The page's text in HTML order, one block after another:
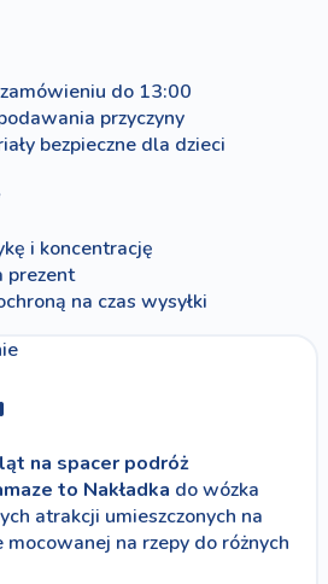
do 13:00
przyczyny
bezpieczne dla dzieci
i koncentrację
prezent
na czas wysyłki
na spacer podróż
to Nakładka do wózka
atrakcji umieszczonych na
mocowanej na rzepy do różnych